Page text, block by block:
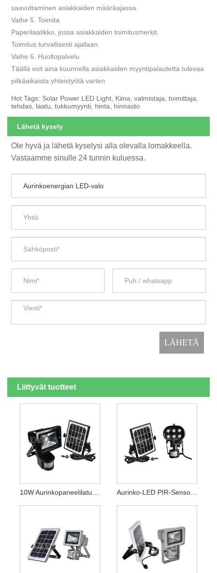
saavuttaminen asiakkaiden määräajassa.
Vaihe 5. Toimita
Paperilaatikko, jossa asiakkaiden toimitusmerkit.
Toimitus turvallisesti ajallaan
Vaihe 6. Huoltopalvelu
Täällä voit aina kuunnella asiakkaiden myyntipalautetta tulevaa
pitkäaikaista yhteistyötä varten
Hot Tags: Solar Power LED Light, Kiina, valmistaja, toimittaja,
tehdas, laatu, tukkumyynti, hinta, hinnasto
Lähetä kysely
Ole hyvä ja lähetä kyselysi alla olevalla lomakkeella.
Vastaamme sinulle 24 tunnin kuluessa.
Liittyvät tuotteet
10W Aurinkopaneelilaturin LED-Työvalo Aurinko-LED PIR-Sensorin Turvavalo